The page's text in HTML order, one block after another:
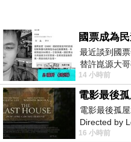
最近談到國
替許崑源大
其實就是想
14 小時前
電影最後孤
Directed by
Robinson
16 小時前